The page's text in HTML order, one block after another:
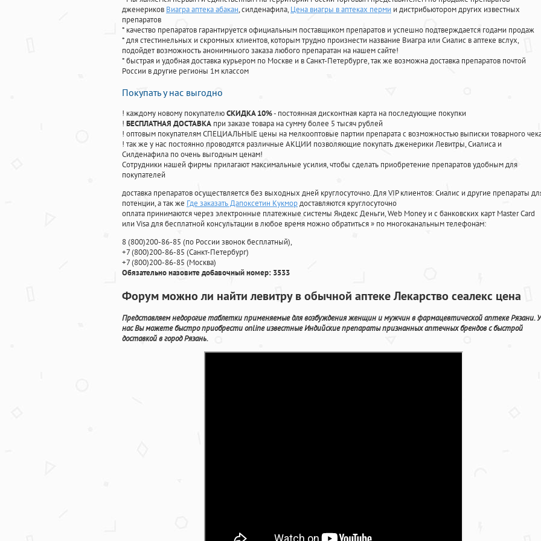
дженериков Виагра аптека абакан, силденафила, Цена виагры в аптеках перми и дистрибьютором других известных
препаратов
* качество препаратов гарантируется официальным поставщиком препаратов и успешно подтверждается годами продаж
* для стестинельных и скромных клиентов, которым трудно произнести название Виагра или Сиалис в аптеке вслух,
подойдет возможность анонимныого заказа любого препаратан на нашем сайте!
* быстрая и удобная доставка курьером по Москве и в Санкт-Петербурге, так же возможна доставка препаратов почтой
России в другие регионы 1м классом
Покупать у нас выгодно
! каждому новому покупателюСКИДКА 10%- постоянная дисконтная карта на последующие покупки
! БЕСПЛАТНАЯ ДОСТАВКА при заказе товара на сумму более 5 тысяч рублей
! оптовым покупателям СПЕЦИАЛЬНЫЕ цены на мелкооптовые партии препарата с возможностью выписки товарного
! так же у нас постоянно проводятся различные АКЦИИ позволяющие покупать дженерики Левитры, Сиалиса и
Силденафила по очень выгодным ценам!
Cотрудники нашей фирмы прилагают максимальные усилия, чтобы сделать приобретение препаратов удобным для
покупателей
доставка препаратов осуществляется без выходных дней круглосуточно. Для VIP клиентов: Сиалис и другие препараты
потенции, а так же Где заказать Дапоксетин Кукмордоставляются круглосуточно
оплата принимаются через электронные платежные системы Яндекс Деньги, Web Money и с банковских карт Master Card
или Visa для бесплатной консультации в любое время можно обратиться» по многоканальным телефонам:
8(800)200-86-85 (по России звонок бесплатный),
+7(800)200-86-85 (Санкт-Петербург)
+7(800)200-86-85 (Москва)
Обязательно назовите добавочный номер: 3533
Форум можно ли найти левитру в обычной аптеке Лекарство сеалекс цена
Представляем недорогие таблетки применяемые для возбуждения женщин и мужчин в фармацевтической аптеке Рязани. У
нас Вы можете быстро приобрести online известные Индийские препараты признанных аптечных брендов с быстрой
доставкой в город Рязань.